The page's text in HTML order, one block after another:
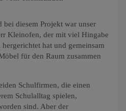
diesem Projekt war unser
Kleinofen, der mit viel Hingabe
hat und gemeinsam
für den Raum zusammen
Schulfirmen, die einen
Schulalltag spielen,
sind. Aber der